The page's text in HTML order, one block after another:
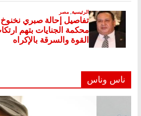
ناس وناس